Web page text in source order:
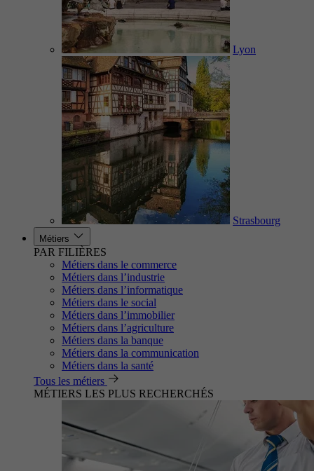
Lyon
Strasbourg
Métiers
PAR FILIÈRES
Métiers dans le commerce
Métiers dans l’industrie
Métiers dans l’informatique
Métiers dans le social
Métiers dans l’immobilier
Métiers dans l’agriculture
Métiers dans la banque
Métiers dans la communication
Métiers dans la santé
Tous les métiers
MÉTIERS LES PLUS RECHERCHÉS